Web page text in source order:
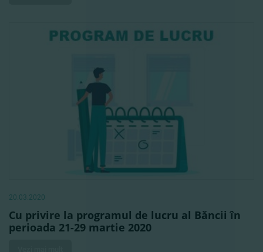
20.03.2020
Cu privire la programul de lucru al Băncii în
perioada 21-29 martie 2020